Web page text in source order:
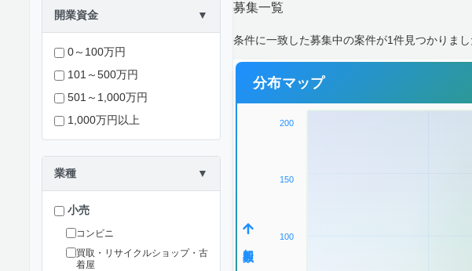
開業資金 ▼
0～100万円
101～500万円
501～1,000万円
1,000万円以上
業種 ▼
小売
コンビニ
買取・リサイクルショップ・古
着屋
募集一覧
条件に一致した募集中の案件が1件見つかりまし
分布マップ
200
150
100